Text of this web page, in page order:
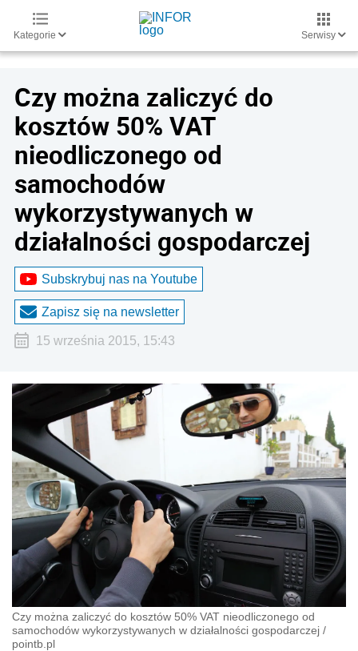
Kategorie Serwisy
Czy można zaliczyć do
kosztów 50% VAT
nieodliczonego od
samochodów
wykorzystywanych w
działalności gospodarczej
Subskrybuj nas na Youtube
Zapisz się na newsletter
15 września 2015, 15:43
Czy można zaliczyć do kosztów 50% VAT nieodliczonego od
samochodów wykorzystywanych w działalności gospodarczej /
pointb.pl